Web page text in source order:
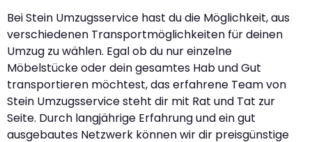
Bei Stein Umzugsservice hast du die Möglichkeit, aus
verschiedenen Transportmöglichkeiten für deinen
Umzug zu wählen. Egal ob du nur einzelne
Möbelstücke oder dein gesamtes Hab und Gut
transportieren möchtest, das erfahrene Team von
Stein Umzugsservice steht dir mit Rat und Tat zur
Seite. Durch langjährige Erfahrung und ein gut
ausgebautes Netzwerk können wir dir preisgünstige